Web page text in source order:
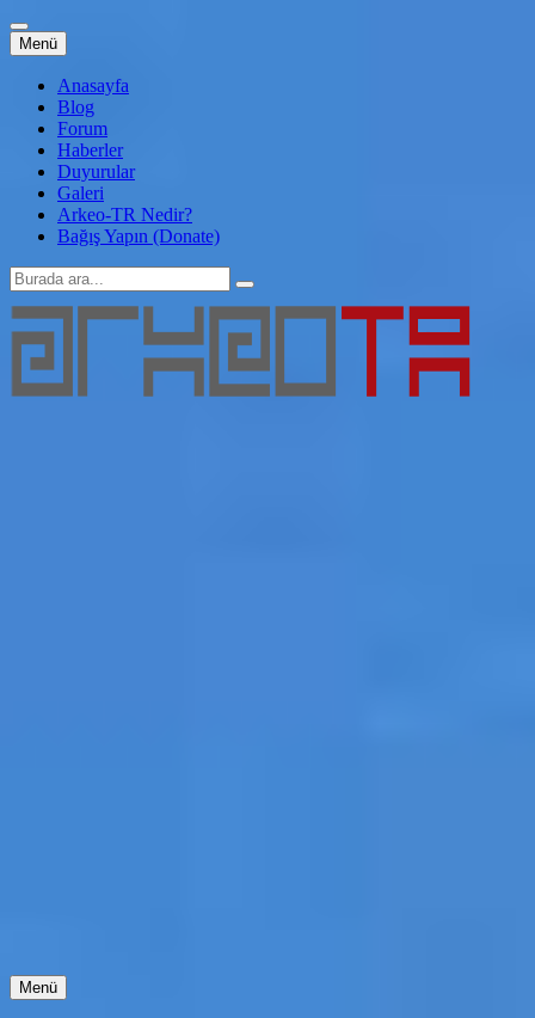
Menü İçeriğe
atla
Anasayfa
Blog
Forum
Haberler
Duyurular
Galeri
Arkeo-TR Nedir?
Bağış Yapın (Donate)
Arama:
Menü İçeriğe
atla